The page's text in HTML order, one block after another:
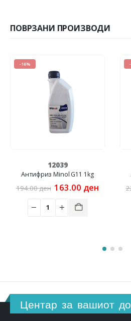
ПОВРЗАНИ ПРОИЗВОДИ
Minol G11 1kg
Original
194.00 ден.
163.00денCurrent
is:
163.00 ден.
НЕМА НА
Антифриз Minol
228.00
Центар за вашиот